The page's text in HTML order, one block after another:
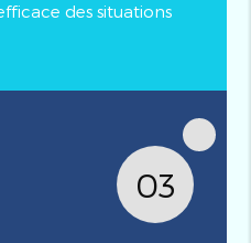
des situations
03